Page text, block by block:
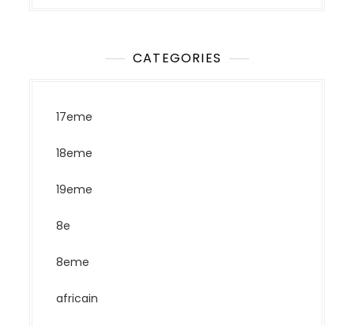
CATEGORIES
17eme
18eme
19eme
8e
8eme
africain